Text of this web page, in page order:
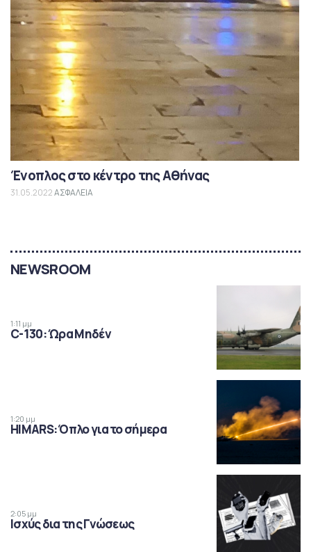
Ένοπλος στο κέντρο της Αθήνας
31.05.2022ΑΣΦΑΛΕΙΑ
NEWSROOM
1:11 μμ
C-130: Ώρα Μηδέν
1:20 μμ
HIMARS: Όπλο για το σήμερα
2:05 μμ
Ισχύς δια της Γνώσεως